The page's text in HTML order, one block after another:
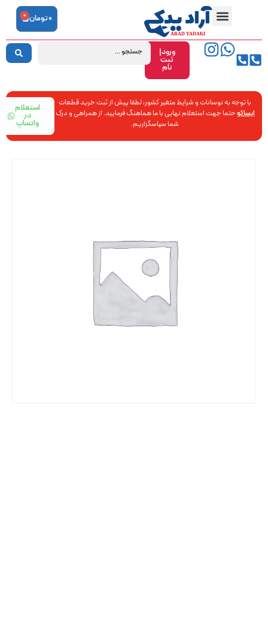
ورود|
ثبت
نام
0تومان 0
با توجه به نوسانات و شرایط متغیر کشور، لطفا پیش از ثبت خرید قطعات
ایساکوحتما جهت استعلام نهایی با ما هماهنگ فرمایید. از همراهی و درک
شما سپاسگزاریم.
استعلام
در
واتساپ